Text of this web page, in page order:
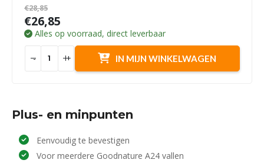
€28,85
€26,85
Alles op voorraad, direct leverbaar
- + IN MIJN WINKELWAGEN
Plus- en minpunten
Eenvoudig te bevestigen
Voor meerdere Goodnature A24 vallen